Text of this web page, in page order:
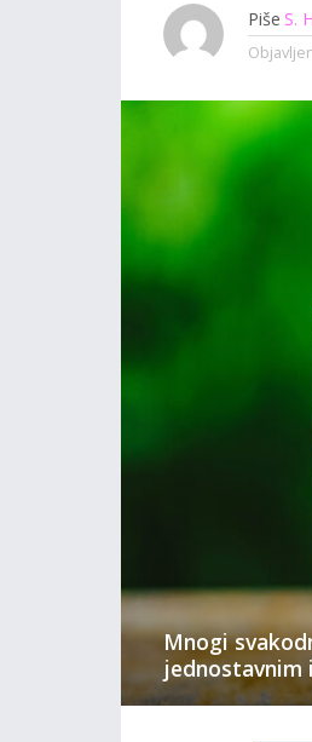
Piše S.
Mnogi
jednostavnim